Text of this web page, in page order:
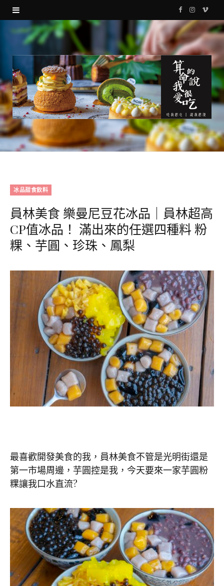
F
a
c
e
b
o
k
I
s
g
r
a
V
i
冰品甜食飲料
員林美食 樂曼尼豆花冰品｜員林超高
CP值冰品！ 滿出來的任選四種料 粉
粿、芋圓、珍珠、鳳梨
最喜歡開發美食的我，員林美食不管是光明街還是
第一市場周邊，芋圓控是我，今天要來一家芋圓粉
粿讓我口水直流?